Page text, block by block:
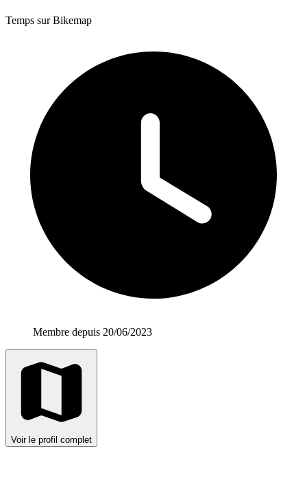
Temps sur Bikemap
Membre depuis 20/06/2023
Voir le profil complet